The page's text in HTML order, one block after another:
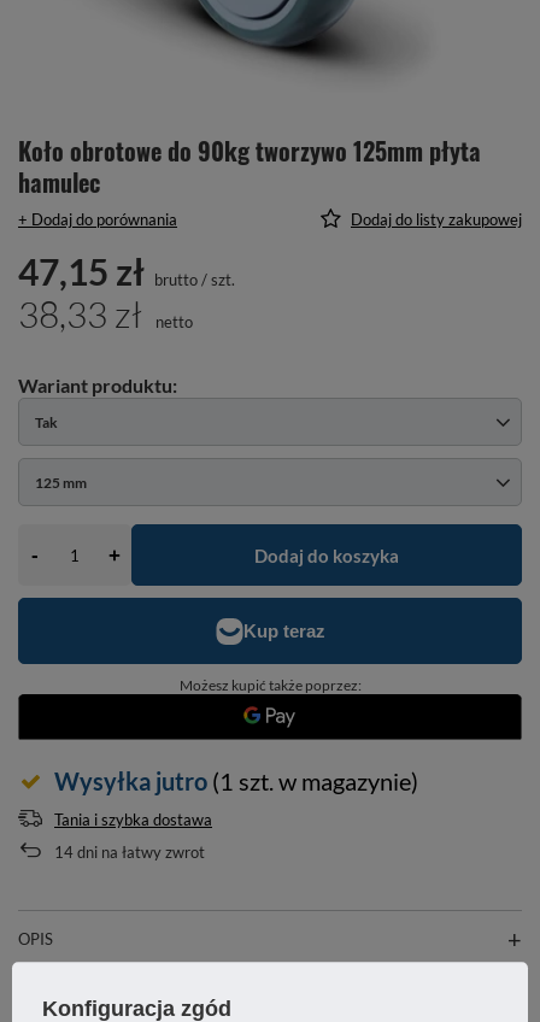
Koło obrotowe do 90kg tworzywo 125mm płyta
hamulec
+ Dodaj do porównania Dodaj do listy zakupowej
Tak
125 mm
- + Dodaj do koszyka
Możesz kupić także poprzez:
47,15 zł brutto/szt.
38,33 zł netto
Wysyłka jutro (1 szt. w magazynie)
Tania i szybka dostawa
14dni na łatwy zwrot
OPIS
Konfiguracja zgód